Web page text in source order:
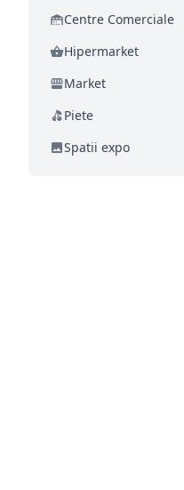
Centre Comerciale
Hipermarket
Market
Piete
Spatii expo